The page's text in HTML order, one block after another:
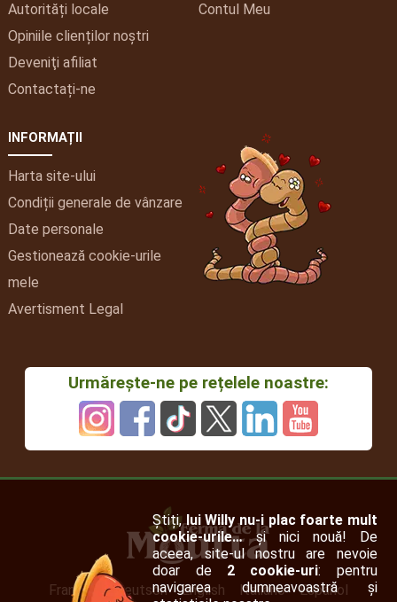
Autorități locale
Opiniile clienților noștri
Deveniţi afiliat
Contactați-ne
Contul
Meu
INFORMAȚII
Harta site-ului
Condiții generale de vânzare
Date personale
Gestionează cookie-urile
mele
Avertisment Legal
Urmărește-ne pe rețelele noastre:
Français Deutsch English Italiano Español
Știți,lui Willy nu-i plac foarte mult
cookie-urile…și nici nouă! De
aceea, site-ul nostru are nevoie
doar de 2 cookie-uri: pentru
navigarea dumneavoastră și